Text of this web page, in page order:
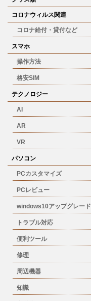
コロナウィルス関連
コロナ給付・貸付など
スマホ
操作方法
格安SIM
テクノロジー
AI
AR
VR
パソコン
PCカスタマイズ
PCレビュー
windows10アップグレード
トラブル対応
便利ツール
修理
周辺機器
知識